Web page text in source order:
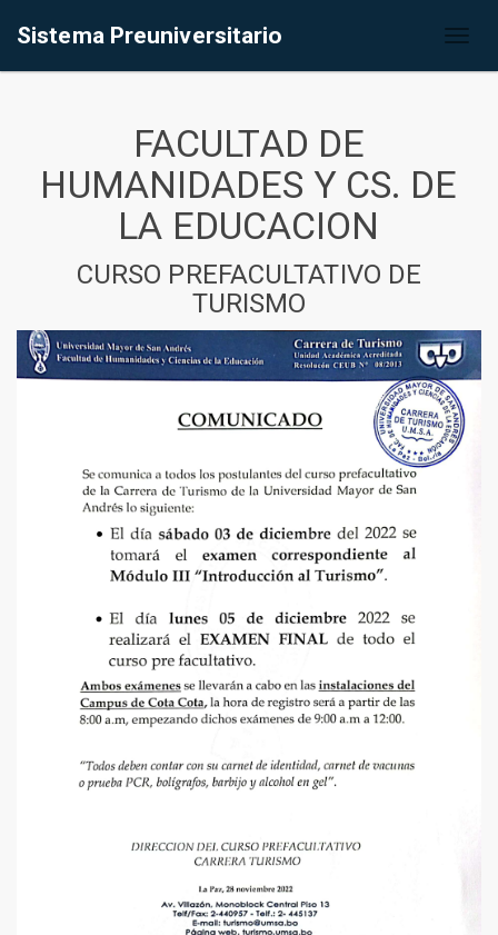
Sistema Preuniversitario
FACULTAD DE
HUMANIDADES Y CS. DE
LA EDUCACION
CURSO PREFACULTATIVO DE
TURISMO